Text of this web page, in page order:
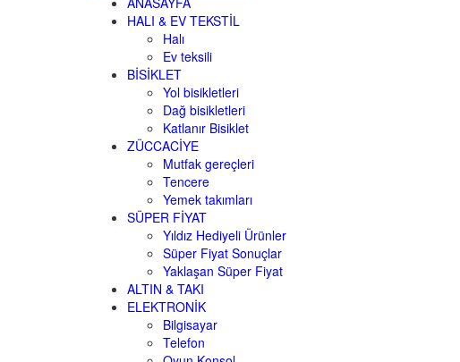
HALI & EV TEKSTİL
Halı
Ev teksili
BİSİKLET
Yol bisikletleri
Dağ bisikletleri
Katlanır Bisiklet
ZÜCCACİYE
Mutfak gereçleri
Tencere
Yemek takımları
SÜPER FİYAT
Yıldız Hediyeli Ürünler
Süper Fiyat Sonuçlar
Yaklaşan Süper Fiyat
ALTIN & TAKI
ELEKTRONİK
Bilgisayar
Telefon